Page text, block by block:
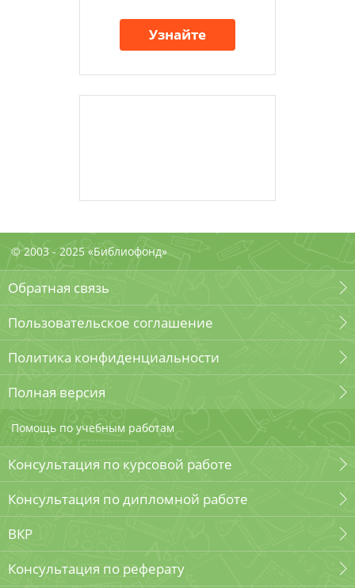
Узнайте
© 2003 - 2025 «Библиофонд»
Обратная связь
Пользовательское соглашение
Политика конфиденциальности
Полная версия
Помощь по учебным работам
Консультация по курсовой работе
Консультация по дипломной работе
ВКР
Консультация по реферату